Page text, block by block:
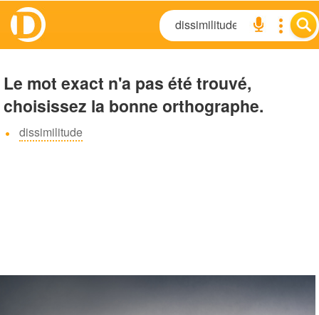
Le mot exact n'a pas été trouvé,
choisissez la bonne orthographe.
dissimilitude